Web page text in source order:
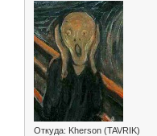
Откуда: Kherson (TAVRIK)